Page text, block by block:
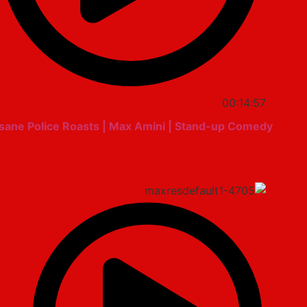
00:14:57
Police Roasts | Max Amini | Stand-up Comedy